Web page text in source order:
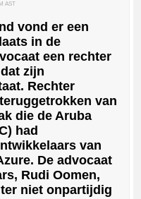
AST
vond er een
in de
een rechter
zijn
Rechter
van
die de Aruba
had
van
De advocaat
Rudi Oomen,
niet onpartijdig